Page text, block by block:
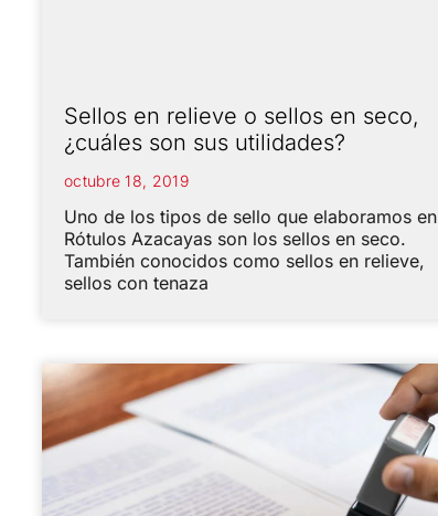
Sellos en relieve o sellos en seco,
¿cuáles son sus utilidades?
octubre 18, 2019
Uno de los tipos de sello que elaboramos en
Rótulos Azacayas son los sellos en seco.
También conocidos como sellos en relieve,
sellos con tenaza